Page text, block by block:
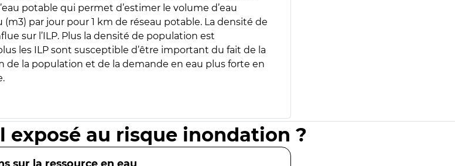
potable qui permet d’estimer le volume d’eau
par jour pour 1 km de réseau potable. La densité de
sur l’ILP. Plus la densité de population est
les ILP sont susceptible d’être important du fait de la
de la population et de la demande en eau plus forte en
au risque inondation ?
sur la ressource en eau